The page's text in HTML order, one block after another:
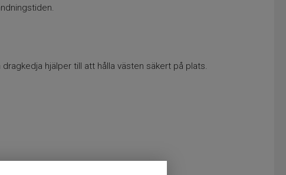
hjälper till att hålla västen säkert på plats.